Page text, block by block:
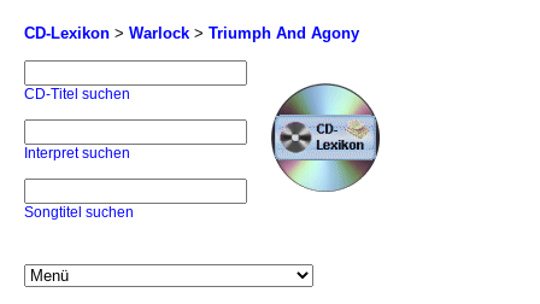
CD-Lexikon > Warlock > Triumph And Agony
CD-Titel suchen
Interpret suchen
Songtitel suchen